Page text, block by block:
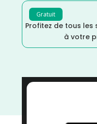
Gratuit
Profitez de tous les
à votre